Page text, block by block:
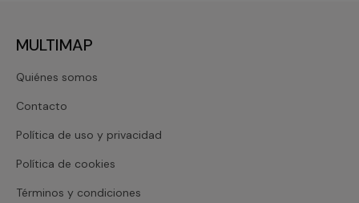
MULTIMAP
Quiénes somos
Contacto
Política de uso y privacidad
Política de cookies
Términos y condiciones